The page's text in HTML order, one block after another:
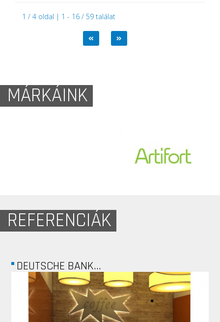
1 / 4 oldal | 1 - 16 / 59 találat
MÁRKÁINK
REFERENCIÁK
DEUTSCHE BANK...